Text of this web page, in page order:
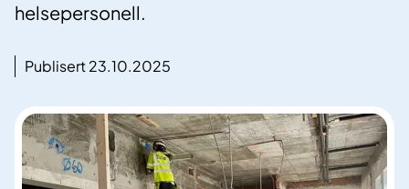
helsepersonell.
Publisert 23.10.2025